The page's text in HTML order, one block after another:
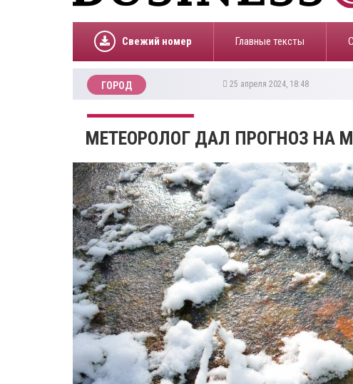
Свежий номер Главные тексты
ГОРОД 25 апреля 2024, 18:48
МЕТЕОРОЛОГ ДАЛ ПРОГНОЗ НА